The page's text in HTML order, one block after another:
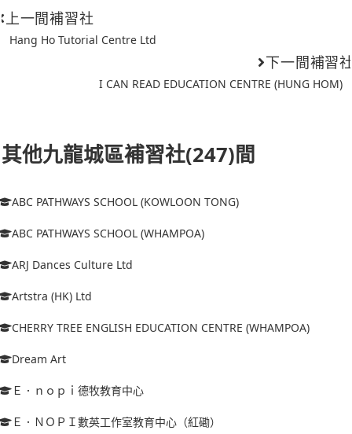
上一間補習社
Hang Ho Tutorial Centre Ltd
下一間補習
I CAN READ EDUCATION CENTRE (HUNG HOM)
其他九龍城區補習社(247)間
ABC PATHWAYS SCHOOL (KOWLOON TONG)
ABC PATHWAYS SCHOOL (WHAMPOA)
ARJ Dances Culture Ltd
Artstra (HK) Ltd
CHERRY TREE ENGLISH EDUCATION CENTRE (WHAMPOA)
Dream Art
Ｅ．ｎｏｐｉ德牧教育中心
Ｅ．ＮＯＰＩ數英工作室教育中心（紅磡）